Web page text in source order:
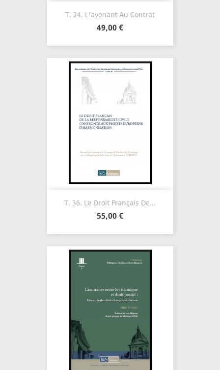
T. 24. L'avenant Au Contrat
49,00 €
T. 36. Le Droit Français De...
55,00 €